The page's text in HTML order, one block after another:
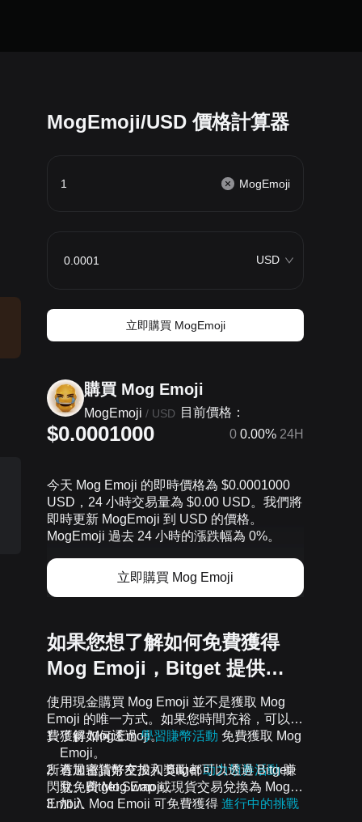
MogEmoji/USD 價格計算器
MogEmoji
USD
立即購買 MogEmoji
購買 Mog Emoji
MogEmoji / USD 目前價格：
$0.0001000 0 0.00% 24H
今天 Mog Emoji 的即時價格為 $0.0001000
USD，24 小時交易量為 $0.00 USD。我們將
即時更新 MogEmoji 到 USD 的價格。
MogEmoji 過去 24 小時的漲跌幅為 0%。
立即購買 Mog Emoji
如果您想了解如何免費獲得
Mog Emoji，Bitget 提供…
使用現金購買 Mog Emoji 並不是獲取 Mog
Emoji 的唯一方式。如果您時間充裕，可以免
費獲得 Mog Emoji。
了解如何透過學習賺幣活動 免費獲取 Mog
Emoji。
透過邀請好友加入 Bitget助力領券活動賺
取免費 Mog Emoji。
加入 Mog Emoji 可免費獲得 進行中的挑戰
所有加密貨幣空投和獎勵都可以透過 Bitget
閃兌、Bitget Swap 或現貨交易兌換為 Mog
Emoji。